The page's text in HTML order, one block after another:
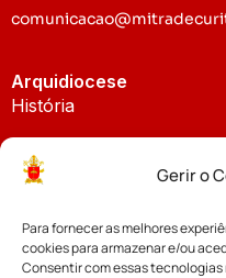
Gerir o
Para fornecer as melhores
cookies para armazenar e/ou
Consentir com essas
Arquidiocese
História
Padroeira
Notícias
Notícias da Arquidiocese